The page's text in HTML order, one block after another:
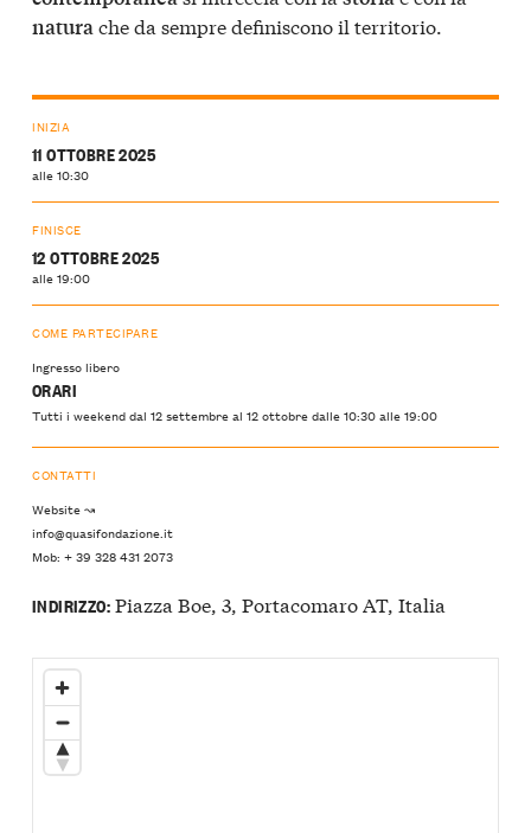
naturache da sempre definiscono il territorio.
INIZIA
11 OTTOBRE 2025
alle 10:30
FINISCE
12 OTTOBRE 2025
alle 19:00
COME PARTECIPARE
Ingresso libero
ORARI
Tutti i weekend dal 12 settembre al 12 ottobre dalle 10:30 alle 19:00
CONTATTI
Website ↝
info@quasifondazione.it
Mob: + 39 328 431 2073
INDIRIZZO:Piazza Boe, 3, Portacomaro AT, Italia